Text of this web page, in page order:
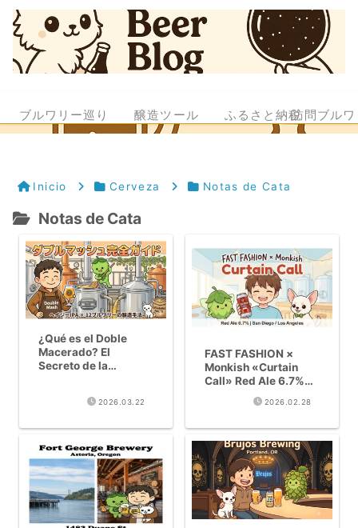
ブルワリー巡り 醸造ツール ふるさと納税訪問ブル
Inicio Cerveza Notas de Cata
Notas de Cata
¿Qué es el Doble
Macerado? El
Secreto de la
12 Cervecerías]
2026.03.22
FAST FASHION ×
Monkish «Curtain
Call» Red Ale 6.7%
2026.02.28